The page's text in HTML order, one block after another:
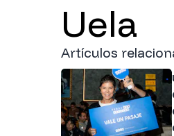
uela
Artículos